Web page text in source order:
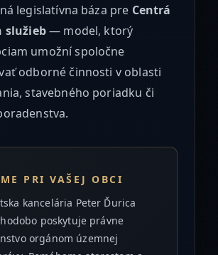
legislatívna báza pre Centrá
služieb— model, ktorý
umožní spoločne
odborné činnosti v oblasti
stavebného poriadku či
PRI VAŠEJ OBCI
kancelária Peter Ďurica
poskytuje právne
orgánom územnej